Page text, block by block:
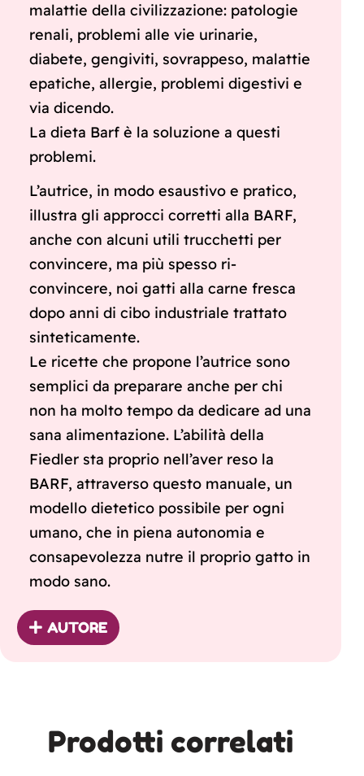
malattie della civilizzazione: patologie
renali, problemi alle vie urinarie,
diabete, gengiviti, sovrappeso, malattie
epatiche, allergie, problemi digestivi e
via dicendo.
La dieta Barf è la soluzione a questi
problemi.
L’autrice, in modo esaustivo e pratico,
illustra gli approcci corretti alla BARF,
anche con alcuni utili trucchetti per
convincere, ma più spesso ri-
convincere, noi gatti alla carne fresca
dopo anni di cibo industriale trattato
sinteticamente.
Le ricette che propone l’autrice sono
semplici da preparare anche per chi
non ha molto tempo da dedicare ad una
sana alimentazione. L’abilità della
Fiedler sta proprio nell’aver reso la
BARF, attraverso questo manuale, un
modello dietetico possibile per ogni
umano, che in piena autonomia e
consapevolezza nutre il proprio gatto in
modo sano.
AUTORE
Prodotti correlati